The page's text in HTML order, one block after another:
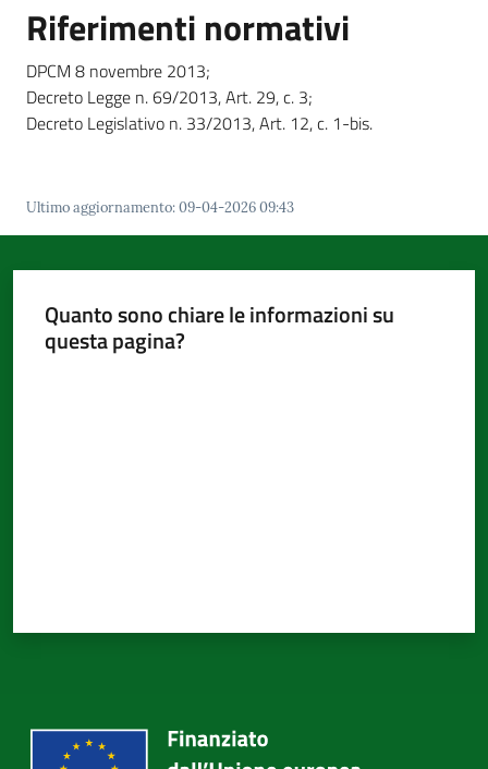
Vivere
Castello
d'Argile
Menu selezionato
Tutti
Riferimenti normativi
DPCM 8 novembre 2013;
Decreto Legge n. 69/2013, Art. 29, c. 3;
Decreto Legislativo n. 33/2013, Art. 12, c. 1-bis.
Ultimo aggiornamento:09-04-2026 09:43
Quanto sono chiare le informazioni su
questa pagina?